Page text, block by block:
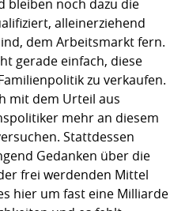
bleiben noch dazu die
alleinerziehend
dem Arbeitsmarkt fern.
gerade einfach, diese
zu verkaufen.
mit dem Urteil aus
mehr an diesem
Stattdessen
Gedanken über die
frei werdenden Mittel
hier um fast eine Milliarde